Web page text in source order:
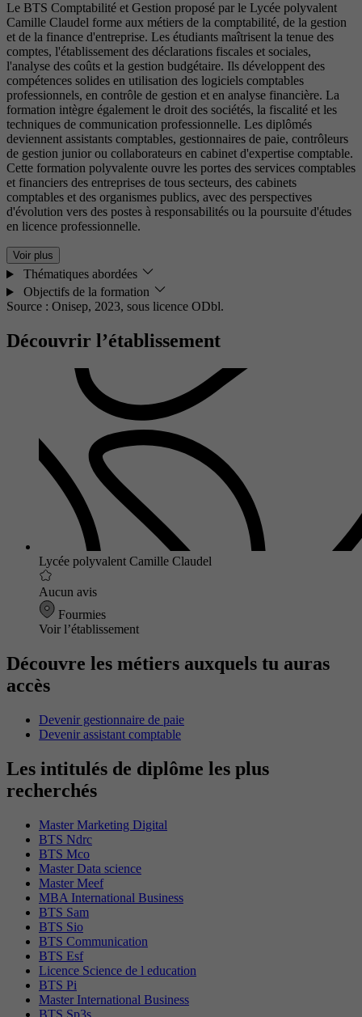
Le BTS Comptabilité et Gestion proposé par le Lycée polyvalent
Camille Claudel forme aux métiers de la comptabilité, de la gestion
et de la finance d'entreprise. Les étudiants maîtrisent la tenue des
comptes, l'établissement des déclarations fiscales et sociales,
l'analyse des coûts et la gestion budgétaire. Ils développent des
compétences solides en utilisation des logiciels comptables
professionnels, en contrôle de gestion et en analyse financière. La
formation intègre également le droit des sociétés, la fiscalité et les
techniques de communication professionnelle. Les diplômés
deviennent assistants comptables, gestionnaires de paie, contrôleurs
de gestion junior ou collaborateurs en cabinet d'expertise comptable.
Cette formation polyvalente ouvre les portes des services comptables
et financiers des entreprises de tous secteurs, des cabinets
comptables et des organismes publics, avec des perspectives
d'évolution vers des postes à responsabilités ou la poursuite d'études
en licence professionnelle.
Voir plus
Thématiques abordées
Objectifs de la formation
Source : Onisep, 2023, sous licence ODbl.
Découvrir l’établissement
Lycée polyvalent Camille Claudel
Aucun avis
Fourmies
Voir l’établissement
Découvre les métiers auxquels tu auras
accès
Devenir gestionnaire de paie
Devenir assistant comptable
Les intitulés de diplôme les plus
recherchés
Master Marketing Digital
BTS Ndrc
BTS Mco
Master Data science
Master Meef
MBA International Business
BTS Sam
BTS Sio
BTS Communication
BTS Esf
Licence Science de l education
BTS Pi
Master International Business
BTS Sp3s